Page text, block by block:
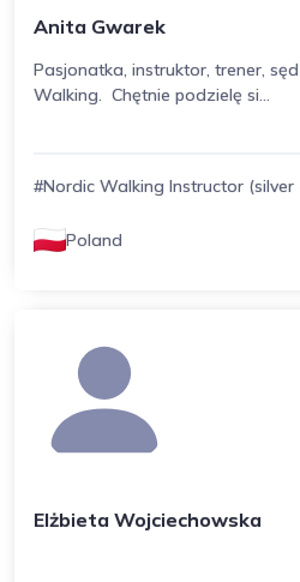
Anita Gwarek
Pasjonatka, instruktor, trener,
Walking. Chętnie podzielę si...
#Nordic Walking Instructor (silver
Poland
Elżbieta Wojciechowska